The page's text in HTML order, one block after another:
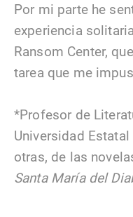
Por mi parte he
experiencia
Ransom Center,
tarea que me
*Profesor de
Universidad
otras, de las
Santa María del